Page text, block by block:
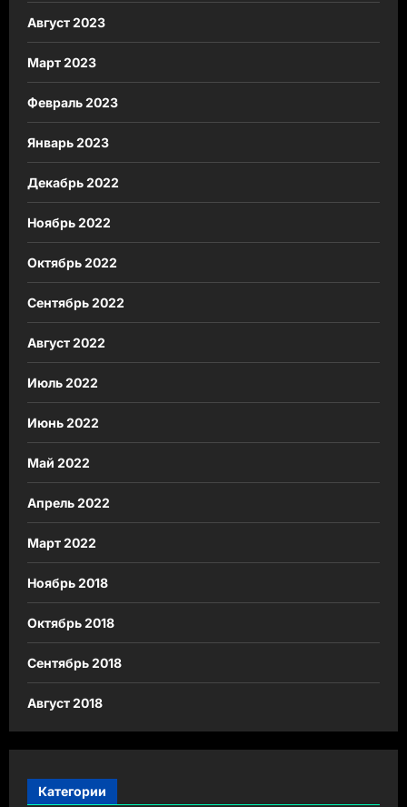
Август 2023
Март 2023
Февраль 2023
Январь 2023
Декабрь 2022
Ноябрь 2022
Октябрь 2022
Сентябрь 2022
Август 2022
Июль 2022
Июнь 2022
Май 2022
Апрель 2022
Март 2022
Ноябрь 2018
Октябрь 2018
Сентябрь 2018
Август 2018
Категории